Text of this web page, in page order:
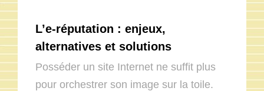
L’e-réputation : enjeux,
alternatives et solutions
Posséder un site Internet ne suffit plus
pour orchestrer son image sur la toile.